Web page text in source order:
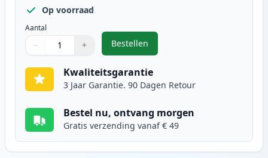
Op voorraad
Aantal
Gebruik de knoppen om aan te passen
− +
1
Bestellen
,Epson T1291 inktcartridge zwart
Kwaliteitsgarantie
3 Jaar Garantie. 90 Dagen Retour
Bestel nu, ontvang morgen
Gratis verzending vanaf € 49